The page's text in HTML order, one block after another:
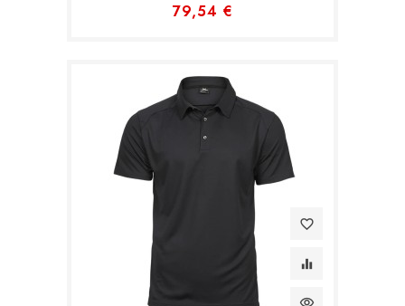
79,54 €
favorite_border
equalizer
visibility